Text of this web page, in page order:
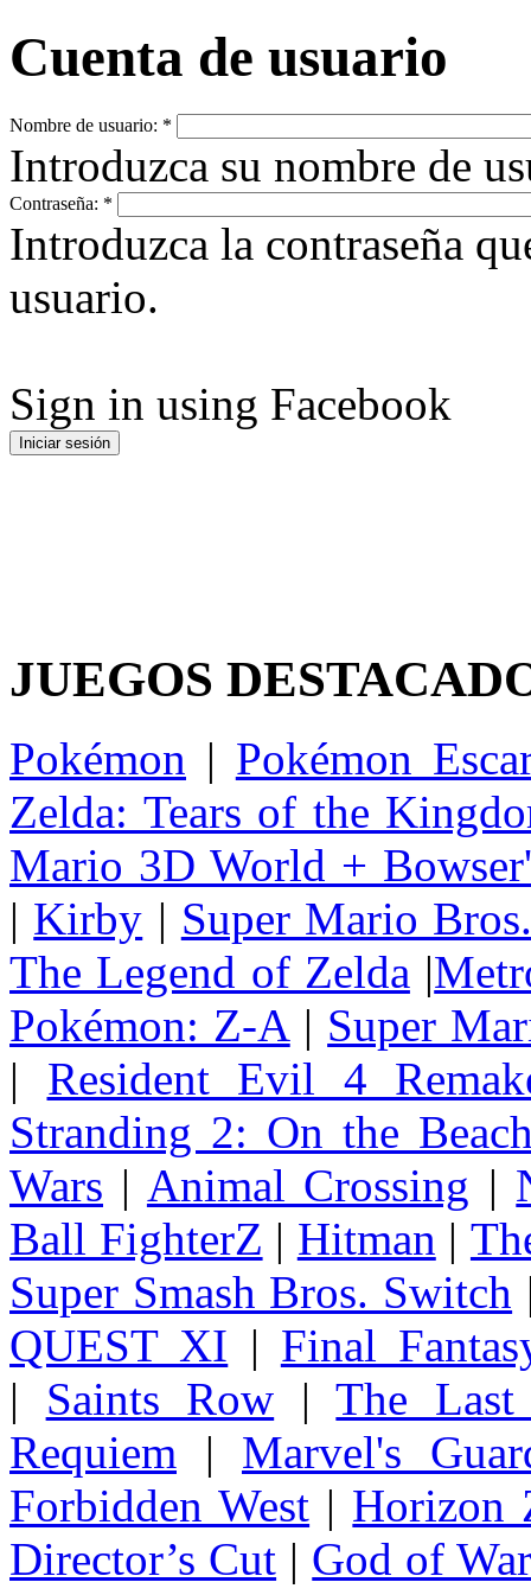
Cuenta de usuario
Nombre de usuario: *
Introduzca su nombre de
Contraseña: *
Introduzca la contraseña
usuario.
Sign in using Facebook
JUEGOS
Pokémon | Pokémon
Zelda: Tears of the
Mario 3D World +
| Kirby | Super Mario
The Legend of Zelda |
Pokémon: Z-A | Super
| Resident Evil 4
Stranding 2: On the
Wars | Animal Crossing |
Ball FighterZ | Hitman |
Super Smash Bros. Switch
QUEST XI | Final
| Saints Row |The
Requiem | Marvel's
Forbidden West | Horizon
Director’s Cut | God of